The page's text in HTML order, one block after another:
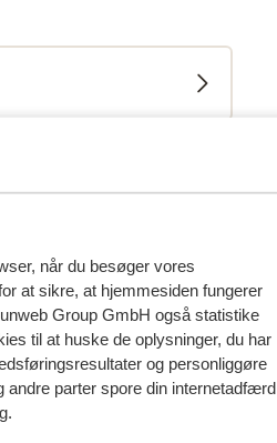
når du besøger vores
at sikre, at hjemmesiden fungerer
Group GmbH også statistike
til at huske de oplysninger, du har
og personliggøre
andre parter spore din internetadfærd